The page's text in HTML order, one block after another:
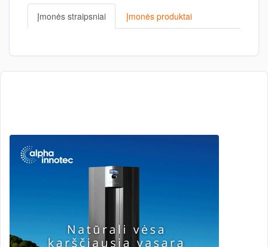
Įmonės straipsniai Įmonės produktai